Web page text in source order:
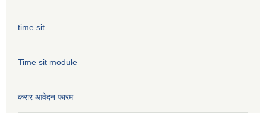
time sit
Time sit module
करार आवेदन फारम